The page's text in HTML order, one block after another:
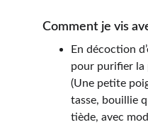
Comment je vis
En décoction
pour purifier la
(Une petite
tasse, bouillie
tiède, avec